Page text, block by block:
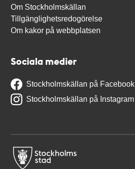
Om Stockholmskällan
Tillgänglighetsredogörelse
Om kakor på webbplatsen
Sociala medier
Stockholmskällan på Facebook
Stockholmskällan på Instagram